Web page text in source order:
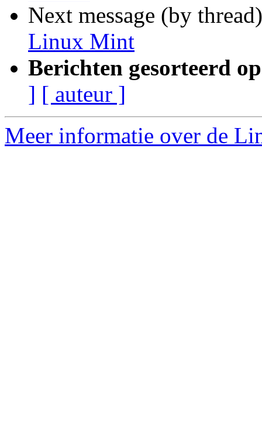
Next message (by
Linux Mint
Berichten gesorteerd
] [ auteur ]
Meer informatie over de